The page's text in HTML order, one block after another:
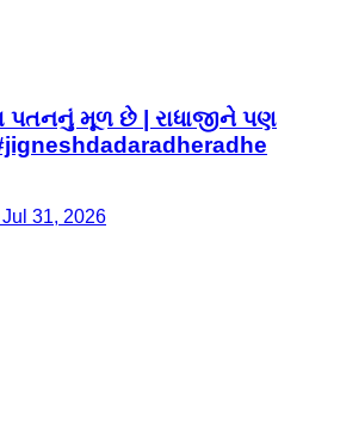
મૂળ છે | રાધાજીને પણ
31, 2026